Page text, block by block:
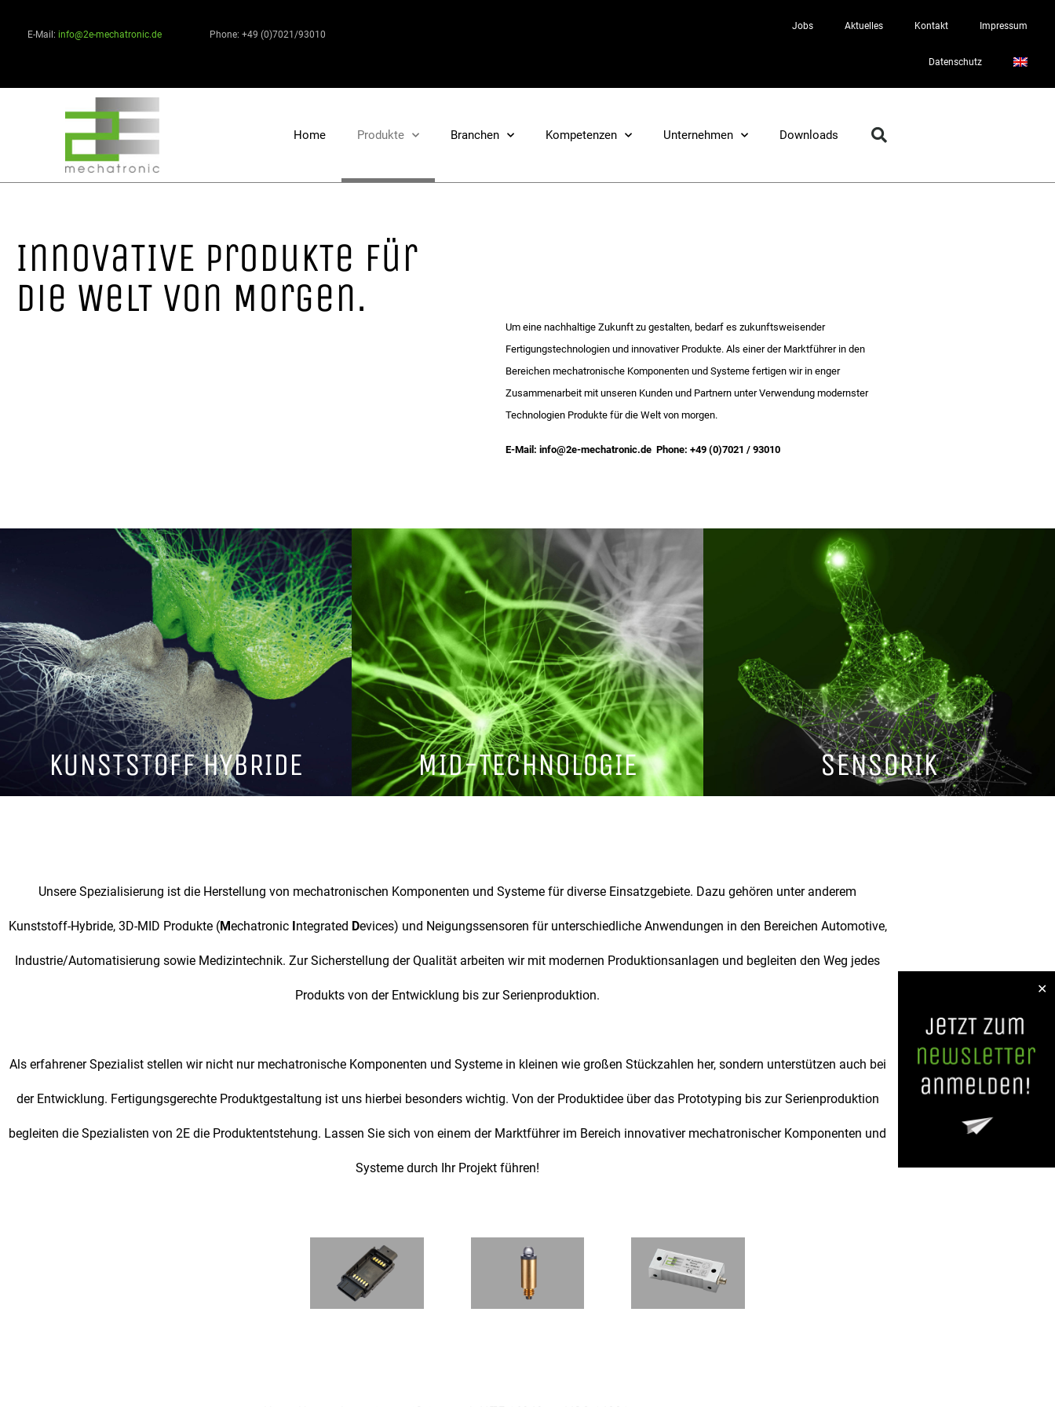
E-Mail: info@2e-mechatronic.de Phone: +49 (0)7021/93010
Jobs Aktuelles Kontakt Impressum
Datenschutz
Home Produkte Branchen Kompetenzen Unternehmen Downloads
InnovaTIVE ProdukTe für
die WelT von MOrgen.
Um eine nachhaltige Zukunft zu gestalten, bedarf es zukunftsweisender
Fertigungstechnologien und innovativer Produkte. Als einer der Marktführer in den
Bereichen mechatronische Komponenten und Systeme fertigen wir in enger
Zusammenarbeit mit unseren Kunden und Partnern unter Verwendung modernster
Technologien Produkte für die Welt von morgen.
E-Mail: info@2e-mechatronic.de Phone: +49 (0)7021 / 93010
KUNSTSTOFF HYBRIDE MID-TECHNOLOGIE SENSORIK
Unsere Spezialisierung ist die Herstellung von mechatronischen Komponenten und Systeme für diverse Einsatzgebiete. Dazu gehören unter anderem
Kunststoff-Hybride, 3D-MID Produkte (Mechatronic ntegrated Devices) und Neigungssensoren für unterschiedliche Anwendungen in den Bereichen Automotive,
Industrie/Automatisierung sowie Medizintechnik. Zur Sicherstellung der Qualität arbeiten wir mit modernen Produktionsanlagen und begleiten den Weg jedes
Produkts von der Entwicklung bis zur Serienproduktion.
Als erfahrener Spezialist stellen wir nicht nur mechatronische Komponenten und Systeme in kleinen wie großen Stückzahlen her, sondern unterstützen auch bei
der Entwicklung. Fertigungsgerechte Produktgestaltung ist uns hierbei besonders wichtig. Von der Produktidee über das Prototyping bis zur Serienproduktion
begleiten die Spezialisten von 2E die Produktentstehung. Lassen Sie sich von einem der Marktführer im Bereich innovativer mechatronischer Komponenten und
Systeme durch Ihr Projekt führen!
✕